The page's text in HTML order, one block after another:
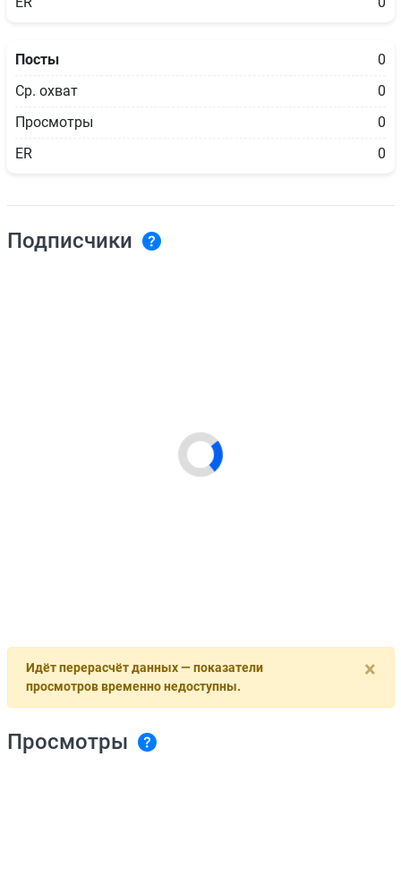
Посты
0
Ср. охват
0
Просмотры
0
ER
0
Подписчики
×
Идёт перерасчёт данных — показатели
просмотров временно недоступны.
Просмотры